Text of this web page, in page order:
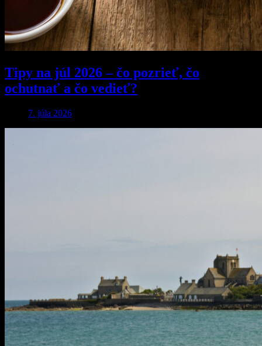
Tipy na júl 2026 – čo pozrieť, čo
ochutnať a čo vedieť?
7. júla 2026